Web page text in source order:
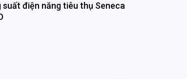
suất điện năng tiêu thụ Seneca